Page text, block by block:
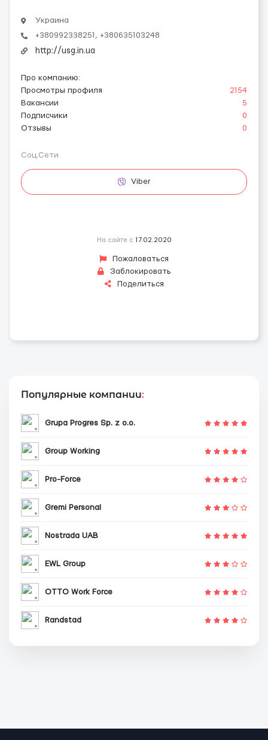
Украина
+380992338251, +380635103248
http://usg.in.ua
Про компанию:
Просмотры профиля
2154
Вакансии
5
Подписчики
0
Отзывы
0
Соц.Сети
Viber
На сайте с 17.02.2020
Пожаловаться
Заблокировать
Поделиться
Популярные компании:
Grupa Progres Sp. z o.o.
Group Working
Pro-Force
Gremi Personal
Nostrada UAB
EWL Group
OTTO Work Force
Randstad